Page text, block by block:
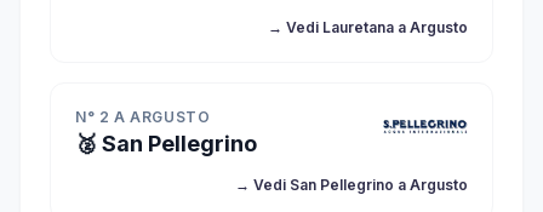
→ Vedi Lauretana a Argusto
N° 2 A ARGUSTO
🥈 San Pellegrino
→ Vedi San Pellegrino a Argusto